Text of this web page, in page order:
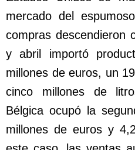
mercado del
compras descendieron
y abril importó
millones de euros, un
cinco millones de
Bélgica ocupó la
millones de euros y